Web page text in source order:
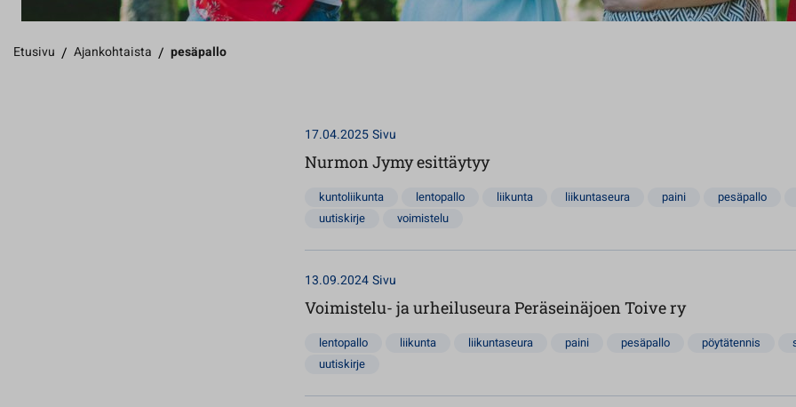
Etusivu / Ajankohtaista / pesäpallo
17.04.2025Sivu
Nurmon Jymy esittäytyy
kuntoliikunta lentopallo liikunta liikuntaseura paini
pesäpallo
uutiskirje
voimistelu
13.09.2024Sivu
Voimistelu- ja urheiluseura Peräseinäjoen Toive ry
lentopallo liikunta liikuntaseura paini pesäpallo pöytätennis
uutiskirje